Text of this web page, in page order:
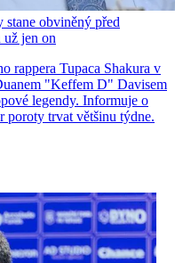
stane obviněný před
už jen on
rappera Tupaca Shakura v
"Keffem D" Davisem
legendy. Informuje o
poroty trvat většinu týdne.